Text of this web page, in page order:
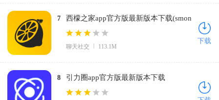
7
西檬之家app官方版最新版本下载(smon
の家)v3.9.0 官方正版
聊天社交 113.1M
下载
8
引力圈app官方版最新版本下载
(UniFans)v25101618 官方正版